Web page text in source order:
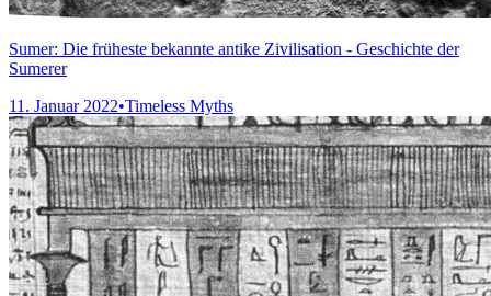
Sumer: Die früheste bekannte antike Zivilisation - Geschichte der
Sumerer
11. Januar 2022•Timeless Myths